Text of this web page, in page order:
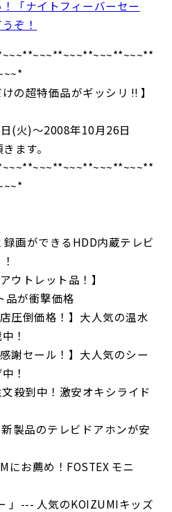
「ナイトフィーバーセー
ぞ！
超特価品がギッシリ !! 】
(火)～2008年10月26日
ます。
画ができるHDD内蔵テレビ
ウトレット品！】
品が衝撃価格
圧倒価格！】大人気の温水
！
謝セール！】大人気のシー
！
殺到中！激安オキシライド
製品のテレビドアホンが安
にお薦め！FOSTEX モニ
」--- 人気のKOIZUMIキッズ